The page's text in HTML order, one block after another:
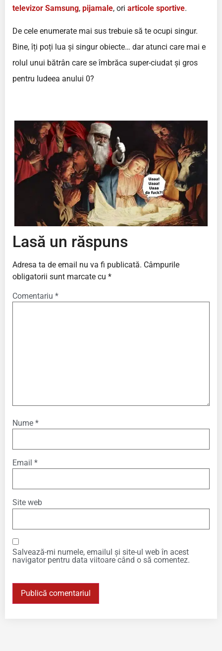
televizor Samsung, pijamale, ori articole sportive.
De cele enumerate mai sus trebuie să te ocupi singur.
Bine, îți poți lua și singur obiecte… dar atunci care mai e
rolul unui bătrân care se îmbrăca super-ciudat și gros
pentru Iudeea anului 0?
Lasă un răspuns
Adresa ta de email nu va fi publicată. Câmpurile
obligatorii sunt marcate cu *
Comentariu *
Nume *
Email *
Site web
Salvează-mi numele, emailul și site-ul web în acest
navigator pentru data viitoare când o să comentez.